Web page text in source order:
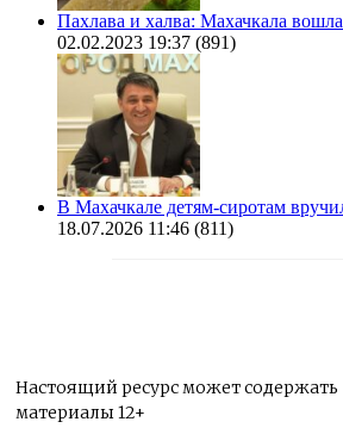
Пахлава и халва: Махачкала
02.02.2023 19:37 (891)
В Махачкале детям-сиротам
18.07.2026 11:46 (811)
Настоящий ресурс может содержать
материалы 12+